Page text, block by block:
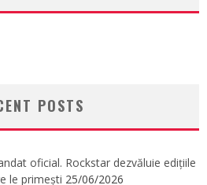
POSTS
oficial. Rockstar dezvăluie edițiile
le primești 25/06/2026